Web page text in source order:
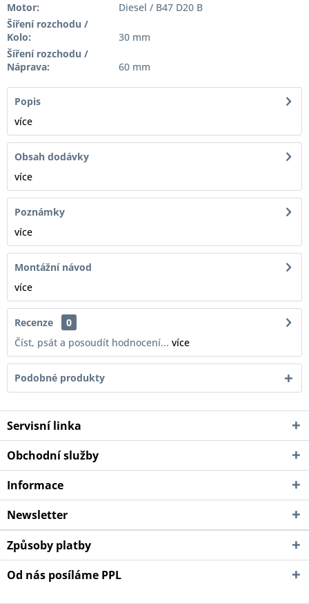
Motor:
Diesel / B47 D20 B
Šíření rozchodu /
Kolo:
30 mm
Šíření rozchodu /
Náprava:
60 mm
Popis
více
Obsah dodávky
více
Poznámky
více
Montážní návod
více
Recenze
0
Číst, psát a posoudít hodnocení... více
Podobné produkty
Servisní linka
Obchodní služby
Informace
Newsletter
Způsoby platby
Od nás posíláme PPL